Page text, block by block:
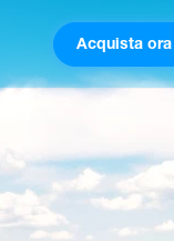
Acquista ora